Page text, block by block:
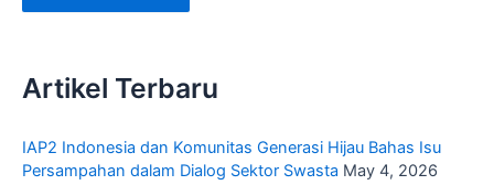
Artikel Terbaru
IAP2 Indonesia dan Komunitas Generasi Hijau Bahas Isu
Persampahan dalam Dialog Sektor Swasta May 4, 2026